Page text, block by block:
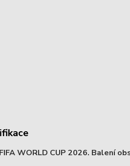
WORLD CUP 2026. Balení